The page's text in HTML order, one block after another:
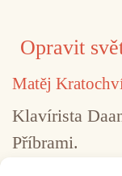
Opravit
Matěj
Klavírista
Příbrami.